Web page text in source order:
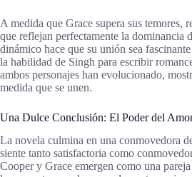
A medida que Grace supera sus temores,
que reflejan perfectamente la dominancia
dinámico hace que su unión sea
la habilidad de Singh para escribir
ambos personajes han evolucionado,
medida que se unen.
Una Dulce Conclusión: El Poder del
La novela culmina en una conmovedora
siente tanto satisfactoria como
Cooper y Grace emergen como una